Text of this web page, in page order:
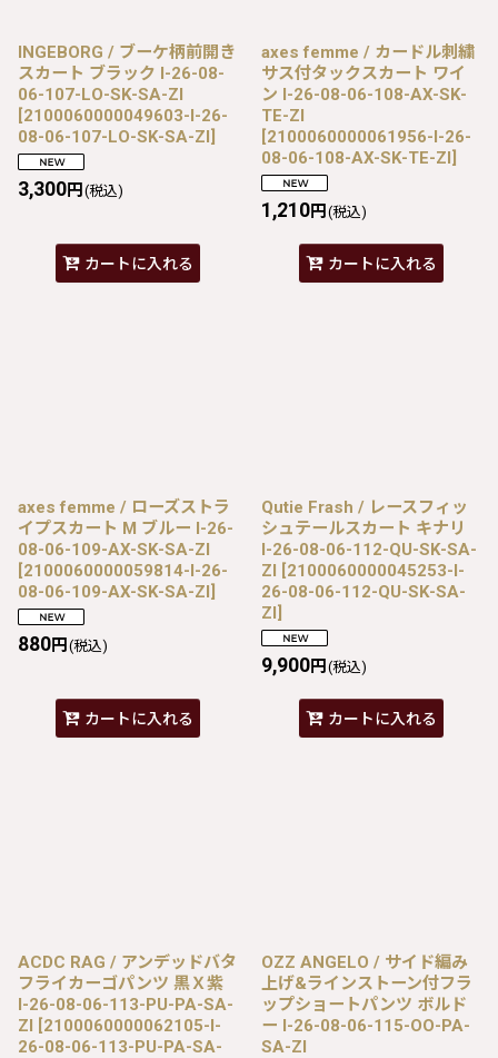
INGEBORG / ブーケ柄前開き
スカート ブラック I-26-08-
06-107-LO-SK-SA-ZI
[2100060000049603-I-26-
08-06-107-LO-SK-SA-ZI]
3,300円 (税込)
カートに入れる
axes femme / カードル刺繍
サス付タックスカート ワイ
ン I-26-08-06-108-AX-SK-
TE-ZI
[2100060000061956-I-26-
08-06-108-AX-SK-TE-ZI]
1,210円 (税込)
カートに入れる
axes femme / ローズストラ
イプスカート M ブルー I-26-
08-06-109-AX-SK-SA-ZI
[2100060000059814-I-26-
08-06-109-AX-SK-SA-ZI]
880円 (税込)
カートに入れる
Qutie Frash / レースフィッ
シュテールスカート キナリ
I-26-08-06-112-QU-SK-SA-
ZI [2100060000045253-I-
26-08-06-112-QU-SK-SA-
ZI]
9,900円 (税込)
カートに入れる
ACDC RAG / アンデッドバタ
フライカーゴパンツ 黒Ｘ紫
I-26-08-06-113-PU-PA-SA-
ZI [2100060000062105-I-
26-08-06-113-PU-PA-SA-
OZZ ANGELO / サイド編み
上げ&ラインストーン付フラ
ップショートパンツ ボルド
ー I-26-08-06-115-OO-PA-
SA-ZI